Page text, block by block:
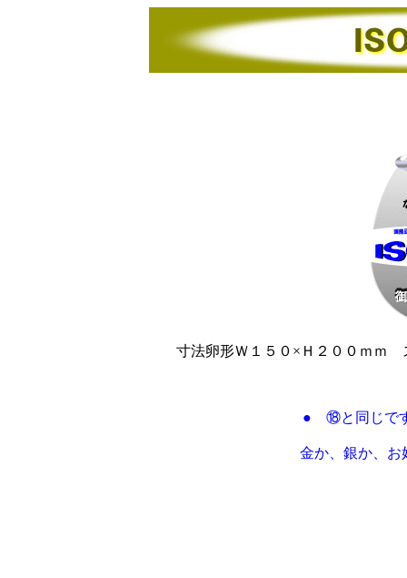
寸法卵形Ｗ１５０×Ｈ２００ｍｍ
● ⑱と同じです
金か、銀か、お